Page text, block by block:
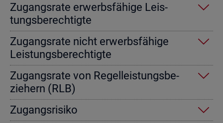
Zu­gangs­ra­te er­werbs­fä­hi­ge Leis­
tungs­be­rech­tig­te
Zu­gangs­ra­te nicht er­werbs­fä­hi­ge
Leis­tungs­be­rech­tig­te
Zu­gangs­ra­te von Re­gel­leis­tungs­be­
zie­hern (RLB)
Zu­gangs­ri­si­ko